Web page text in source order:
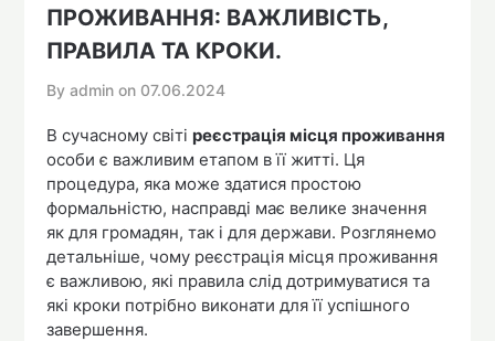
ПРОЖИВАННЯ: ВАЖЛИВІСТЬ,
ПРАВИЛА ТА КРОКИ.
By admin on 07.06.2024
В сучасному світі реєстрація місця проживання
особи є важливим етапом в її житті. Ця
процедура, яка може здатися простою
формальністю, насправді має велике значення
як для громадян, так і для держави. Розглянемо
детальніше, чому реєстрація місця проживання
є важливою, які правила слід дотримуватися та
які кроки потрібно виконати для її успішного
завершення.